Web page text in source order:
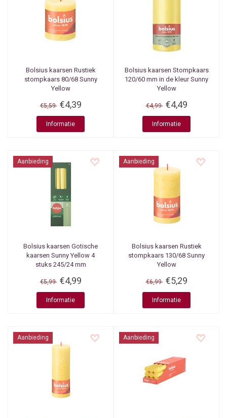
Bolsius kaarsen Rustiek
stompkaars 80/68 Sunny
Yellow
€5,59 €4,39
Informatie
Bolsius kaarsen Stompkaars
120/60 mm in de kleur Sunny
Yellow
€4,99 €4,49
Informatie
Aanbieding
Bolsius kaarsen Gotische
kaarsen Sunny Yellow 4
stuks 245/24 mm
€5,99 €4,99
Informatie
Aanbieding
Bolsius kaarsen Rustiek
stompkaars 130/68 Sunny
Yellow
€6,99 €5,29
Informatie
Aanbieding Aanbieding